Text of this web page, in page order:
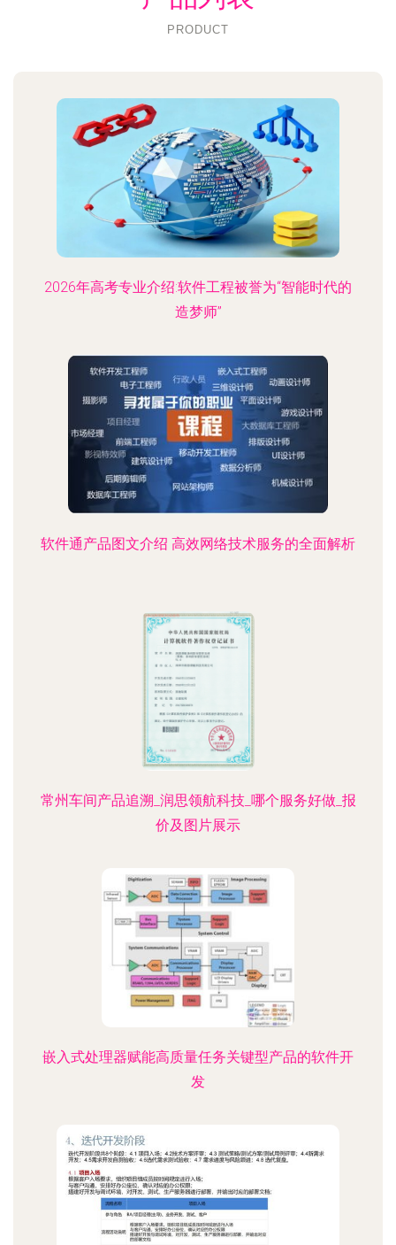
PRODUCT
2026年高考专业介绍:软件工程被誉为“智能时代的
造梦师”
软件通产品图文介绍 高效网络技术服务的全面解析
常州车间产品追溯_润思领航科技_哪个服务好做_报
价及图片展示
嵌入式处理器赋能高质量任务关键型产品的软件开
发